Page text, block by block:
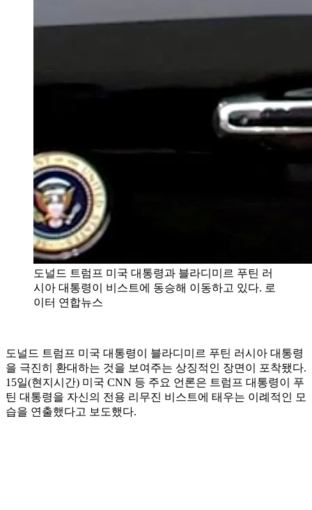
도널드 트럼프 미국 대통령과 블라디미르 푸틴 러
시아 대통령이 비스트에 동승해 이동하고 있다. 로
이터 연합뉴스
도널드 트럼프 미국 대통령이 블라디미르 푸틴 러시아 대통령
을 극진히 환대하는 것을 보여주는 상징적인 장면이 포착됐다.
15일(현지시간) 미국 CNN 등 주요 언론은 트럼프 대통령이 푸
틴 대통령을 자신의 전용 리무진 비스트에 태우는 이례적인 모
습을 연출했다고 보도했다.